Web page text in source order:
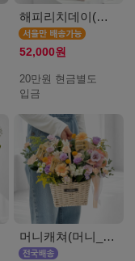
해피리치데이(머니_서울_20만원)
52,000원
20만원 현금별도
입금
머니캐쳐(머니_30만원)